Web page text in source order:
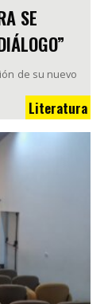
SE
de su nuevo
Literatura